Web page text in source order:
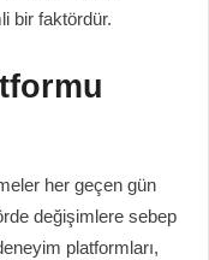
bir faktördür.
her geçen gün
değişimlere sebep
platformları,